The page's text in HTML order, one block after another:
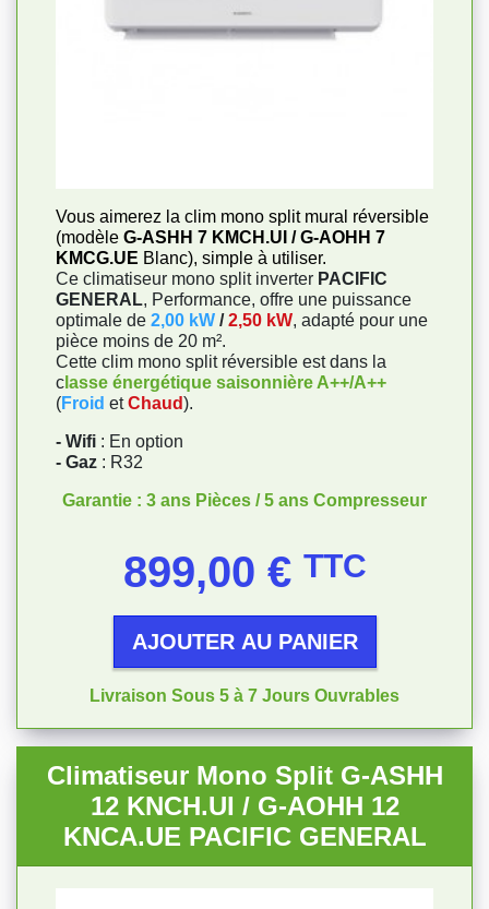
Vous aimerez la clim mono split mural réversible
(modèle G-ASHH 7 KMCH.UI / G-AOHH 7
KMCG.UE Blanc), simple à utiliser.
Ce climatiseur mono split inverter PACIFIC
GENERAL, Performance, offre une puissance
optimale de 2,00 kW /2,50 kW, adapté pour une
pièce moins de 20 m².
Cette clim mono split réversible est dans la
c lasse énergétique saisonnière A++/A++
(Froid etChaud).
- Wifi : En option
- Gaz : R32
Garantie : 3 ans Pièces / 5 ans Compresseur
899,00 € TTC
AJOUTER AU PANIER
Livraison Sous 5 à 7 Jours Ouvrables
Climatiseur Mono Split G-ASHH
12 KNCH.UI / G-AOHH 12
KNCA.UE PACIFIC GENERAL